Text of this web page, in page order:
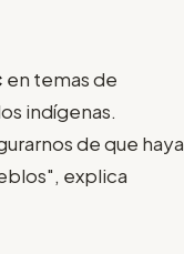
en temas de
indígenas.
de que haya
explica